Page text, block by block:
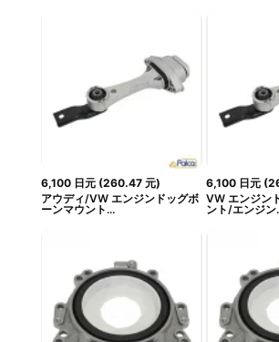
6,100 日元(260.47 元)
アウディ/VW エンジンドッグボ
ーンマウント...
6,100 日元 (
VW エンジン
ント/エンジン